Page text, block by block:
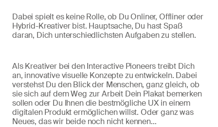
Dabei spielt es keine Rolle, ob Du Onliner, Offliner oder
Hybrid-Kreativer bist. Hauptsache, Du hast Spaß
daran, Dich unterschiedlichsten Aufgaben zu stellen.
Als Kreativer bei den Interactive Pioneers treibt Dich
an, innovative visuelle Konzepte zu entwickeln. Dabei
verstehst Du den Blick der Menschen, ganz gleich, ob
sie sich auf dem Weg zur Arbeit Dein Plakat bemerken
sollen oder Du Ihnen die bestmögliche UX in einem
digitalen Produkt ermöglichen willst. Oder ganz was
Neues, das wir beide noch nicht kennen…